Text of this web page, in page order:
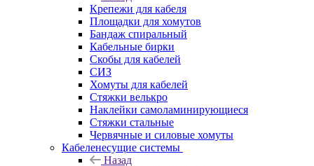
Крепежи для кабеля
Площадки для хомутов
Бандаж спиральный
Кабельные бирки
Cкобы для кабелей
СИЗ
Хомуты для кабелей
Стяжки велькро
Наклейки самоламинирующиеся
Стяжки стальные
Червячные и силовые хомуты
Кабеленесущие системы
Назад